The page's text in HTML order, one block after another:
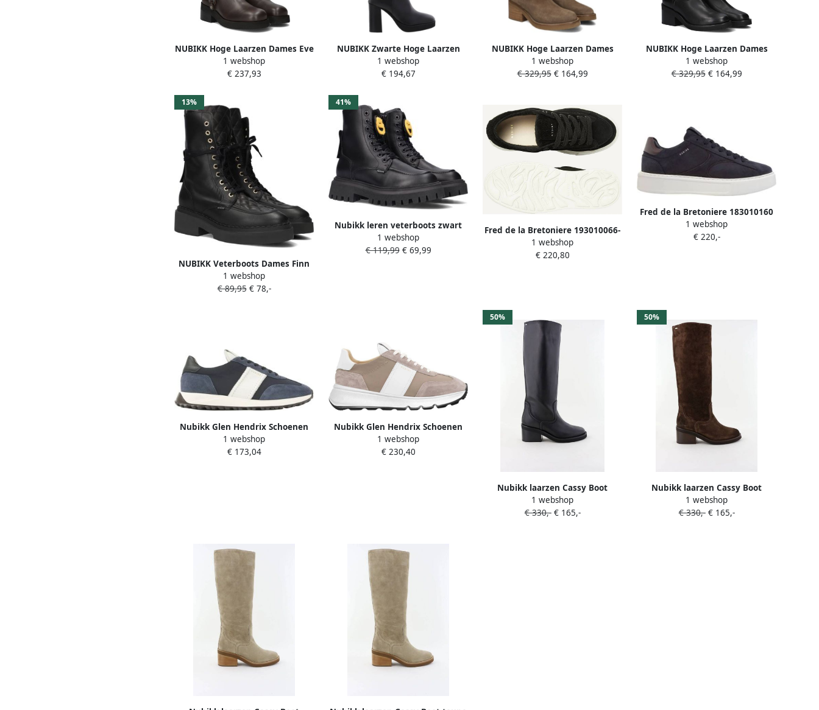
NUBIKK Hoge Laarzen Dames Eve
Lynn Maat: 38 Materiaal: Leer
Kleur: Bruin
1 webshop
€ 237,93
NUBIKK Zwarte Hoge Laarzen
Hailey Rhode
1 webshop
€ 194,67
NUBIKK Hoge Laarzen Dames
Cassie Boot Sue Maat: 36
Materiaal: Suède Kleur: Bruin
1 webshop
€ 329,95€ 164,99
NUBIKK Hoge Laarzen Dames
Cassie Boot Led Maat: 36
Materiaal: Leer Kleur: Zwart
1 webshop
€ 329,95€ 164,99
13%
NUBIKK Veterboots Dames Finn
Aubine Maat: 36 Materiaal: Leer
Kleur: Zwart
1 webshop
€ 89,95€ 78,-
41%
Nubikk leren veterboots zwart
Meisjes Leer 30 | Enkelboot van
1 webshop
€ 119,99€ 69,99
Fred de la Bretoniere 193010066-
0004
1 webshop
€ 220,80
Fred de la Bretoniere 183010160
2075
1 webshop
€ 220,-
Nubikk Glen Hendrix Schoenen
1 webshop
€ 173,04
Nubikk Glen Hendrix Schoenen
1 webshop
€ 230,40
50%
Nubikk laarzen Cassy Boot
21072800 black leather
1 webshop
€ 330,-€ 165,-
50%
Nubikk laarzen Cassy Boot
21072800 dk brown suede
1 webshop
€ 330,-€ 165,-